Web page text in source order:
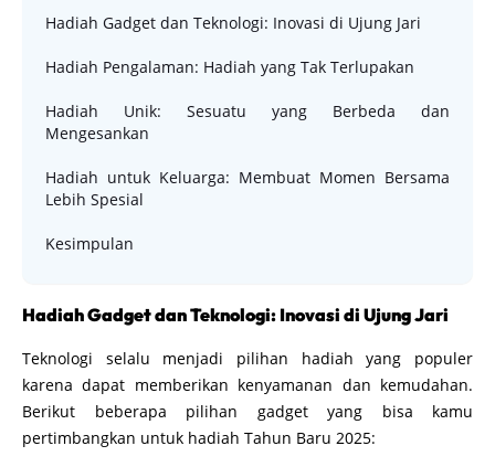
Hadiah Gadget dan Teknologi: Inovasi di Ujung Jari
Hadiah Pengalaman: Hadiah yang Tak Terlupakan
Hadiah Unik: Sesuatu yang Berbeda dan
Mengesankan
Hadiah untuk Keluarga: Membuat Momen Bersama
Lebih Spesial
Kesimpulan
Hadiah Gadget dan Teknologi: Inovasi di Ujung Jari
Teknologi selalu menjadi pilihan hadiah yang populer
karena dapat memberikan kenyamanan dan kemudahan.
Berikut beberapa pilihan gadget yang bisa kamu
pertimbangkan untuk hadiah Tahun Baru 2025: